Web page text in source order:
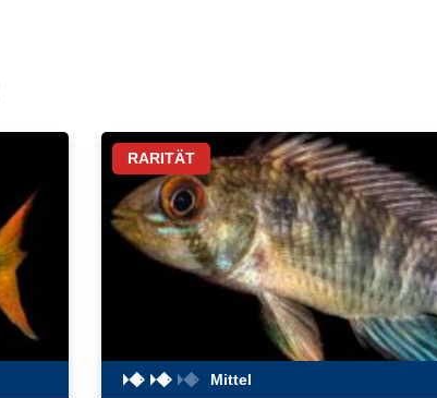
RARITÄT
Mittel